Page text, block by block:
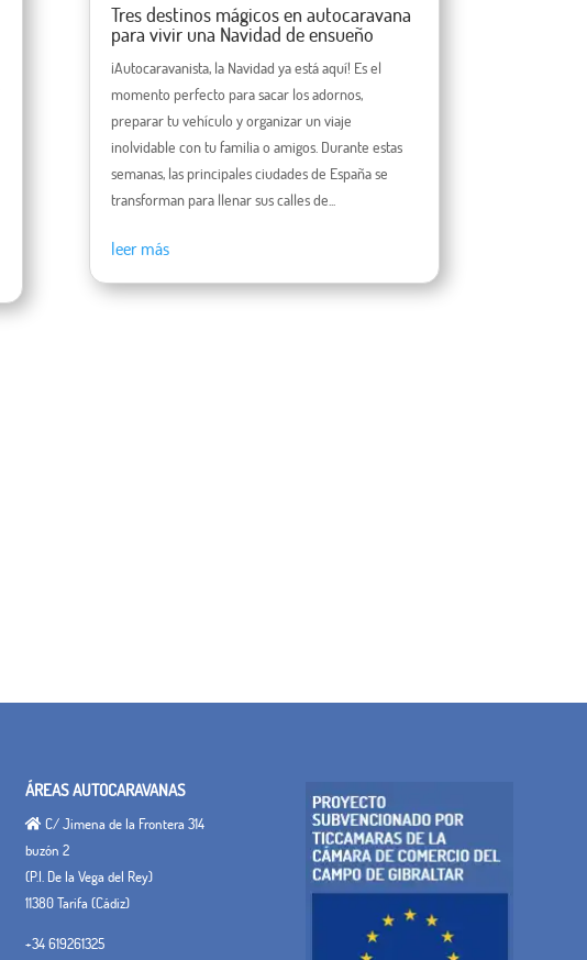
Tres destinos mágicos en autocaravana
para vivir una Navidad de ensueño
¡Autocaravanista, la Navidad ya está aquí! Es el
momento perfecto para sacar los adornos,
preparar tu vehículo y organizar un viaje
inolvidable con tu familia o amigos. Durante estas
semanas, las principales ciudades de España se
transforman para llenar sus calles de...
leer más
ÁREAS AUTOCARAVANAS
C/ Jimena de la Frontera 314
buzón 2
(P.I. De la Vega del Rey)
11380 Tarifa (Cádiz)
+34 619261325